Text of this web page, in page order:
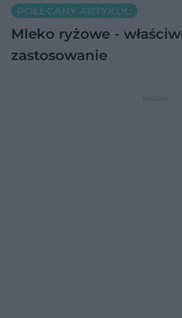
POLECANY ARTYKUŁ:
Mleko ryżowe -
zastosowanie